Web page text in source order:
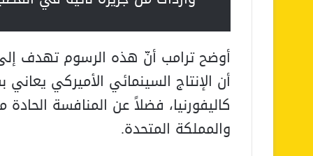
أوضح ترامب أنّ هذه الرسوم تهدف
أن الإنتاج السينمائي الأميركي
كاليفورنيا، فضلاً عن المنافسة
والمملكة المتحدة.